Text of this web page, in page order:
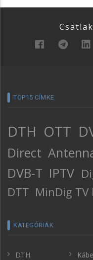
TOP15 CÍMKE
DTH OTT
Direct
DVB-T IPTV
DTT MinDig TV
KATEGÓRIÁK
DTH